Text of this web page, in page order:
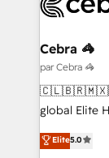
Reporting &
Marketing Enablement If
HubSpot
Cebra 🦓
par Cebra 🦓
global Elite
technology,
Latin
Elite5.0